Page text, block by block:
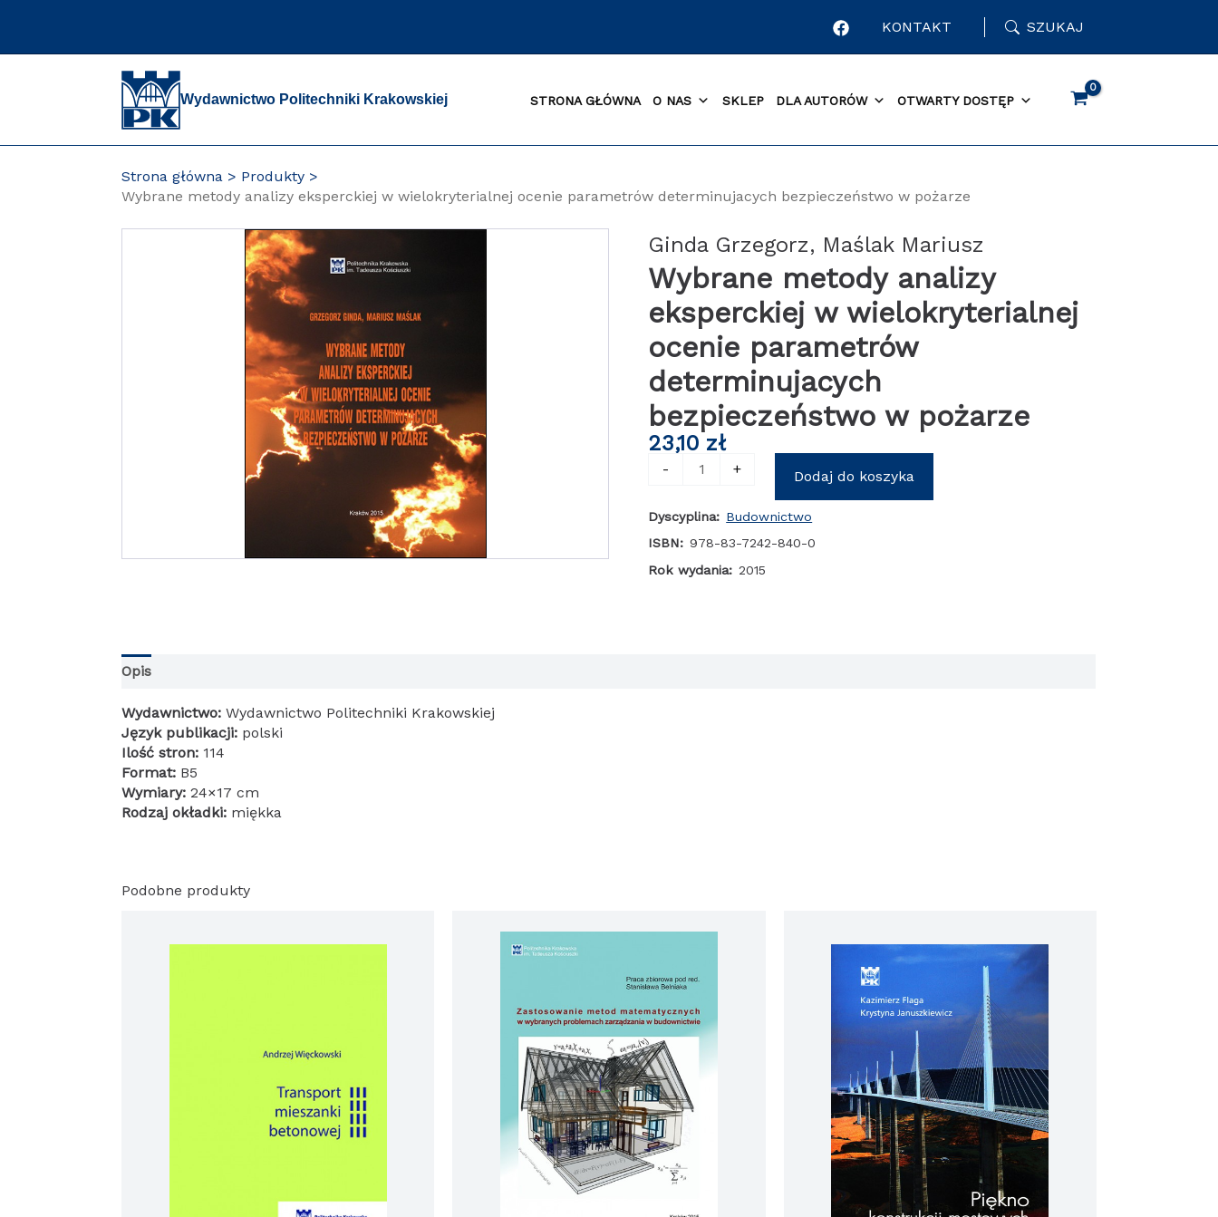
KONTAKT SZUKAJ
Wydawnictwo Politechniki Krakowskiej STRONA GŁÓWNA O NAS SKLEP DLA AUTORÓW OTWARTY DOSTĘP
Strona główna
Produkty
Wybrane metody analizy eksperckiej w wielokryterialnej ocenie parametrów determinujacych bezpieczeństwo w pożarze
Ginda Grzegorz, Maślak Mariusz
Wybrane metody analizy
eksperckiej w wielokryterialnej
ocenie parametrów
determinujacych
bezpieczeństwo w pożarze
23,10 zł
-
analizy
eksperckiej
w
wielokryterialnej
+ Dodaj do koszyka
Dyscyplina: Budownictwo
ISBN: 978-83-7242-840-0
Rok wydania: 2015
Opis
Wydawnictwo:Wydawnictwo Politechniki Krakowskiej
Język publikacji: polski
Ilość stron: 114
Format: B5
Wymiary:24×17 cm
Rodzaj okładki: miękka
Podobne produkty